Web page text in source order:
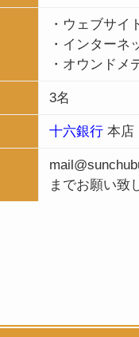
・ウェブサイ
・インターネ
・オウンドメ
3名
十六銀行本店
までお願い致